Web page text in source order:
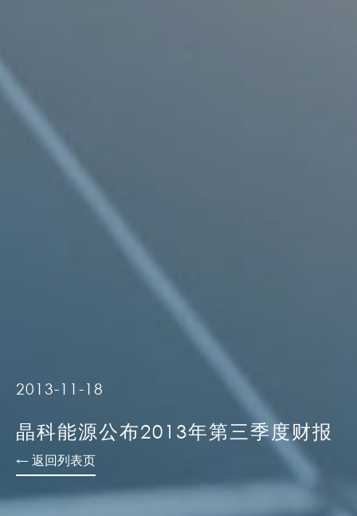
2013-11-18
晶科能源公布2013年第三季度财报
← 返回列表页